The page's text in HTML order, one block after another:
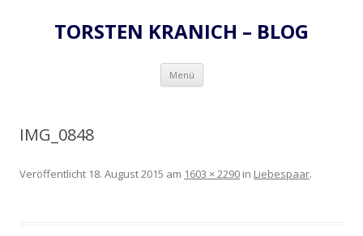
TORSTEN KRANICH – BLOG
Menü Zum
springen
IMG_0848
Veröffentlicht 18. August 2015 am 1603 × 2290 in Liebespaar.